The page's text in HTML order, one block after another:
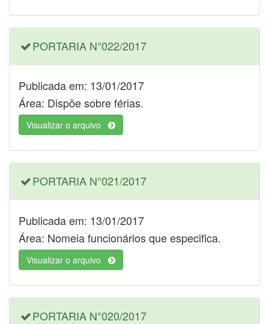
PORTARIA N°022/2017
Publicada em: 13/01/2017
Área: Dispõe sobre férias.
Visualizar o arquivo
PORTARIA N°021/2017
Publicada em: 13/01/2017
Área: Nomeia funcionários que especifica.
Visualizar o arquivo
PORTARIA N°020/2017